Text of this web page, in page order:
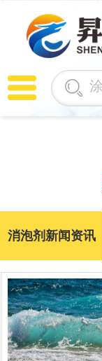
消泡剂新闻资讯